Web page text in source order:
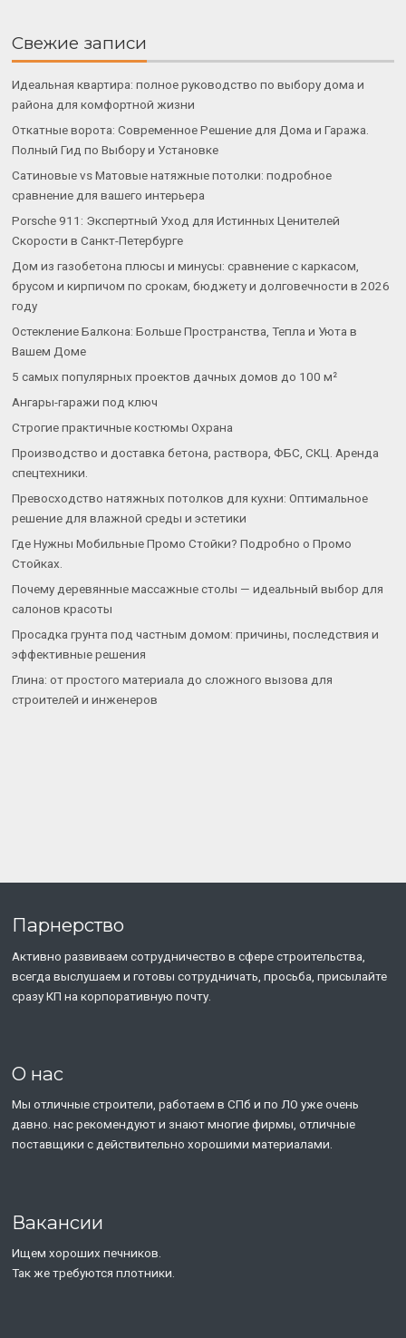
Свежие записи
Идеальная квартира: полное руководство по выбору дома и
района для комфортной жизни
Откатные ворота: Современное Решение для Дома и Гаража.
Полный Гид по Выбору и Установке
Сатиновые vs Матовые натяжные потолки: подробное
сравнение для вашего интерьера
Porsche 911: Экспертный Уход для Истинных Ценителей
Скорости в Санкт-Петербурге
Дом из газобетона плюсы и минусы: сравнение с каркасом,
брусом и кирпичом по срокам, бюджету и долговечности в 2026
году
Остекление Балкона: Больше Пространства, Тепла и Уюта в
Вашем Доме
5 самых популярных проектов дачных домов до 100 м²
Ангары-гаражи под ключ
Строгие практичные костюмы Охрана
Производство и доставка бетона, раствора, ФБС, СКЦ. Аренда
спецтехники.
Превосходство натяжных потолков для кухни: Оптимальное
решение для влажной среды и эстетики
Где Нужны Мобильные Промо Стойки? Подробно о Промо
Стойках.
Почему деревянные массажные столы — идеальный выбор для
салонов красоты
Просадка грунта под частным домом: причины, последствия и
эффективные решения
Глина: от простого материала до сложного вызова для
строителей и инженеров
Парнерство
Активно развиваем сотрудничество в сфере строительства,
всегда выслушаем и готовы сотрудничать, просьба, присылайте
сразу КП на корпоративную почту.
О нас
Мы отличные строители, работаем в СПб и по ЛО уже очень
давно. нас рекомендуют и знают многие фирмы, отличные
поставщики с действительно хорошими материалами.
Вакансии
Ищем хороших печников.
Так же требуются плотники.